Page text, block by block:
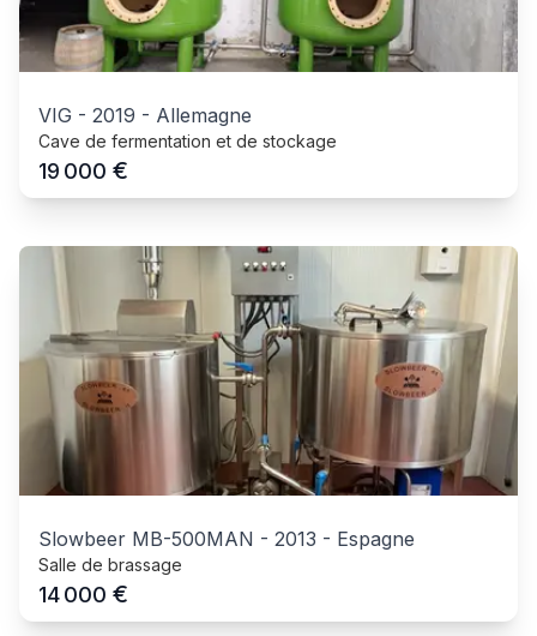
VIG - 2019 - Allemagne
Cave de fermentation et de stockage
19 000 €
Slowbeer MB-500MAN - 2013 - Espagne
Salle de brassage
14 000 €